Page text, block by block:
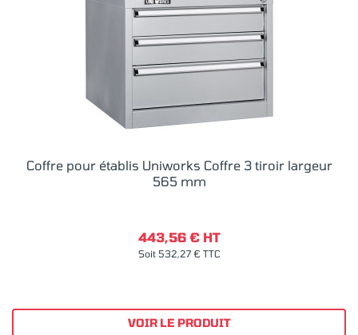
Coffre pour établis Uniworks Coffre 3 tiroir largeur
565 mm
443,56 € HT
Soit 532,27 € TTC
VOIR LE PRODUIT